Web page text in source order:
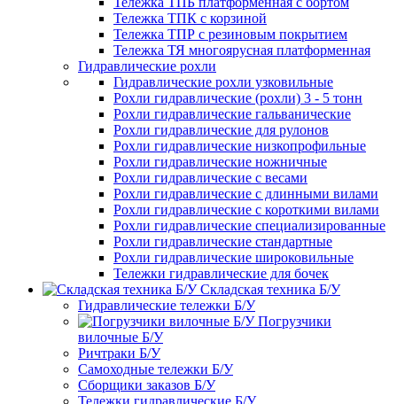
Тележка ТПК с корзиной
Тележка ТПР с резиновым покрытием
Тележка ТЯ многоярусная платформенная
Гидравлические рохли
Гидравлические рохли узковильные
Рохли гидравлические (рохли) 3 - 5 тонн
Рохли гидравлические гальванические
Рохли гидравлические для рулонов
Рохли гидравлические низкопрофильные
Рохли гидравлические ножничные
Рохли гидравлические с весами
Рохли гидравлические с длинными вилами
Рохли гидравлические с короткими вилами
Рохли гидравлические специализированные
Рохли гидравлические стандартные
Рохли гидравлические широковильные
Тележки гидравлические для бочек
Складская техника Б/У
Гидравлические тележки Б/У
Погрузчики
вилочные Б/У
Ричтраки Б/У
Самоходные тележки Б/У
Сборщики заказов Б/У
Тележки гидравлические Б/У